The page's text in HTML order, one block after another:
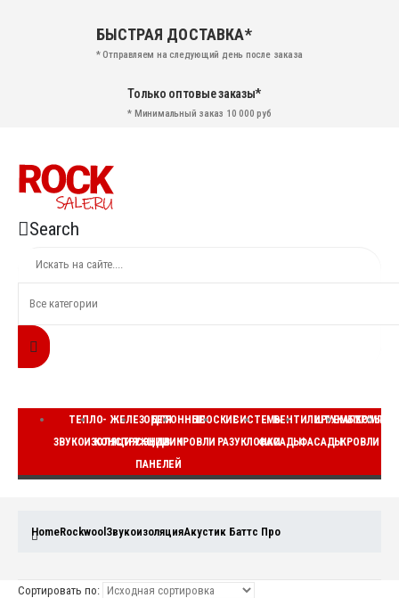
БЫСТРАЯ ДОСТАВКА*
* Отправляем на следующий день после заказа
Только оптовые заказы*
* Минимальный заказ 10 000 руб
Search
ТЕПЛО-
ЗВУКОИЗОЛЯЦИЯ
ЖЕЛЕЗОБЕТОННЫЕ
КОНСТРУКЦИИ
ДЛЯ
СЭНДВИЧ
ПАНЕЛЕЙ
ПЛОСКИЕ
КРОВЛИ
СИСТЕМЫ
РАЗУКЛОНКИ
ВЕНТИЛИРУЕМЫЕ
ФАСАДЫ
ШТУКАТУРНЫЕ
ФАСАДЫКРОВЛИ
HomeRockwool ЗвукоизоляцияАкустик Баттс Про
Сортировать по: